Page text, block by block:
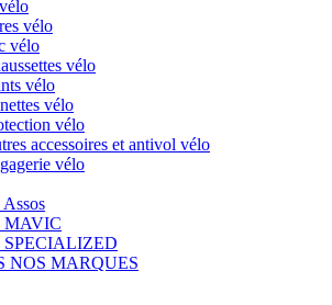
vélo
vélo
vélo
vélo
vélo
vélo
accessoires et antivol vélo
vélo
MAVIC
SPECIALIZED
NOS MARQUES